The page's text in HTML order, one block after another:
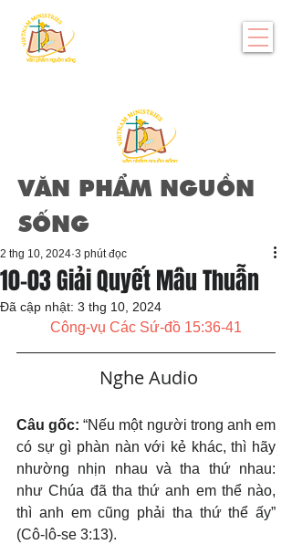
VĂN PHẨM NGUỒN
SỐNG
10-03 Giải Quyết Mâu Thuẫn
2 thg 10, 2024 3 phút đọc
Đã cập nhật: 3 thg 10, 2024
Công-vụ Các Sứ-đồ 15:36-41
   Nghe Audio
Câu gốc: “Nếu một người trong anh em
có sự gì phàn nàn với kẻ khác, thì hãy
nhường nhịn nhau và tha thứ nhau:
như Chúa đã tha thứ anh em thể nào,
thì anh em cũng phải tha thứ thể ấy”
(Cô-lô-se 3:13).